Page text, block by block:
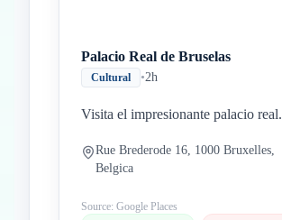
Palacio Real de Bruselas
Cultural •2h
Visita el impresionante palacio real.
Rue Brederode 16, 1000 Bruxelles,
Belgica
Source: Google Places